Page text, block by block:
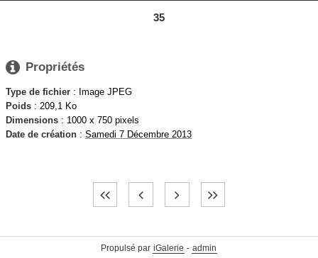
35
 Propriétés
Type de fichier : Image JPEG
Poids : 209,1 Ko
Dimensions : 1000 x 750 pixels
Date de création : Samedi 7 Décembre 2013
Propulsé par iGalerie - admin